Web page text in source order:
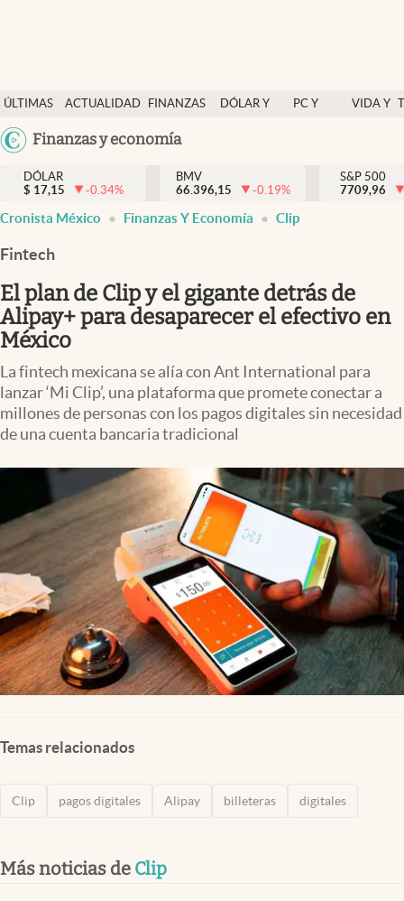
ÚLTIMAS
NOTICIAS
ACTUALIDAD
FINANZAS
DÓLAR Y
PC Y
VIDA Y
México
Finanzas y economía
Actualidad
Finanzas y economía
Dólar y mercados
Pc y celular
Vida y estilo
Tv
Clima
abre en nueva pestaña
DÓLAR
$ 17,15 -0.34%
BMV
66.396,15
-0.19%
S&P 500
7709,96
Cronista México Finanzas Y Economía Clip
Fintech
El plan de Clip y el gigante detrás de
Alipay+ para desaparecer el efectivo en
México
La fintech mexicana se alía con Ant International para
lanzar ‘Mi Clip’, una plataforma que promete conectar a
millones de personas con los pagos digitales sin necesidad
de una cuenta bancaria tradicional
Temas relacionados
Clip pagos digitales Alipay billeteras digitales
Más noticias de Clip